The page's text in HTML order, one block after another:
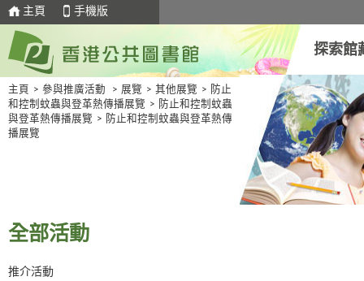
主頁 手機版
探索館
主頁 > 參與推廣活動 > 展覽 > 其他展覽 > 防止
和控制蚊蟲與登革熱傳播展覽 > 防止和控制蚊蟲
與登革熱傳播展覽 > 防止和控制蚊蟲與登革熱傳
播展覽
全部活動
推介活動